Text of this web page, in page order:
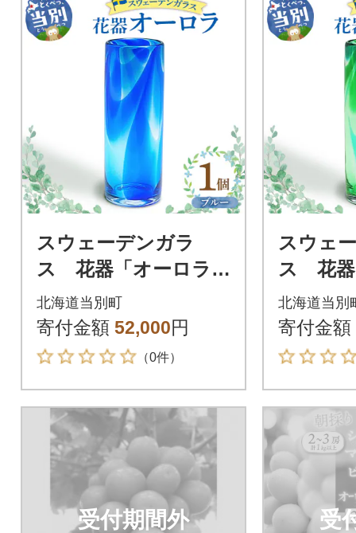
スウェーデンガラ
ス 花器「オーロラ」
ブルー_tb28-008
北海道当別町
寄付金額 52,000円
（0件）
スウェ
ス 花器
グリー
北海道当別
寄付金額
受付期間外 受